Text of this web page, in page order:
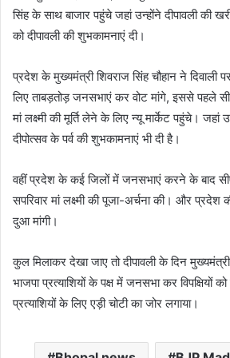
सिंह के साथ बाजार पहुंचे जहां उन्होंने दीपावली की
को दीपावली की शुभकामनाएं दी।
प्रदेश के मुख्यमंत्री शिवराज सिंह चौहान ने दिवाली
लिए ताबड़तोड़ जनसभाएं कर वोट मांगे, इससे पहले
मां लक्ष्मी की मूर्ति लेने के लिए न्यू मार्केट पहुंचे। जहां
दीपोत्सव के पर्व की शुभकामनाएं भी दी है।
वहीं प्रदेश के कई जिलों में जनसभाएं करने के बाद
सपरिवार मां लक्ष्मी की पूजा-अर्चना की। और प्रदेश
दुआ मांगी।
कुल मिलाकर देखा जाए तो दीपावली के दिन
भाजपा प्रत्याशियों के पक्ष में जनसभा कर विपक्षियों
प्रत्याशियों के लिए एड़ी चोटी का जोर लगाया।